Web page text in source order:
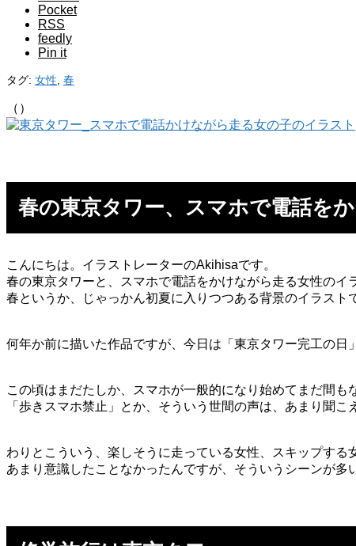
Pocket
RSS
feedly
Pin it
タグ: 女性, 春
（）
春の東京タワー、スマホで電話を
こんにちは。イラストレーターのAkihisaです。
春の東京タワーと、スマホで電話をかけながら走る女性のイ
春というか、じゃっかん初夏に入りつつある背景のイラスト
何年か前に描いた作品ですが、今日は「東京タワー完工の日
この頃はまだたしか、スマホが一般的になり始めてまだ間も
「歩きスマホ禁止」とか、そういう世間の声は、あまり聞こ
わりとこういう、楽しそうに走っている女性、スキップする
あまり意識したことなかったんですが、そういうシーンが多